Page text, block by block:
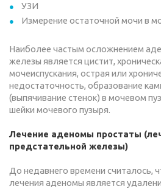
УЗИ
Измерение остаточной мочи в
Наиболее частым осложнением
железы является цистит,
мочеиспускания, острая или
недостаточность, образование
(выпячивание стенок) в мочевом
шейки мочевого пузыря.
Лечение аденомы простаты
предстательной железы)
До недавнего времени считалось,
лечения аденомы является